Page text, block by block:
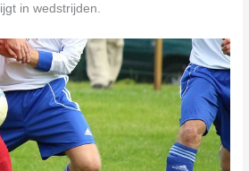
in wedstrijden.